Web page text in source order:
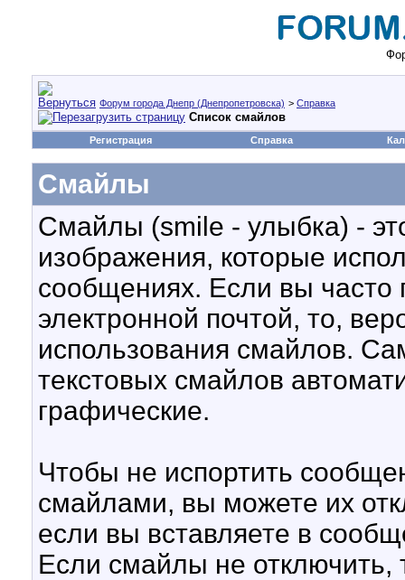
Форум города Днепр (Днепропетровска) > Справка
Список смайлов
Регистрация Справка
Смайлы
Смайлы (smile - улыбка) -
изображения, которые
сообщениях. Если вы часто
электронной почтой, то,
использования смайлов.
текстовых смайлов
графические.
Чтобы не испортить
смайлами, вы можете их
если вы вставляете в
Если смайлы не отключить,